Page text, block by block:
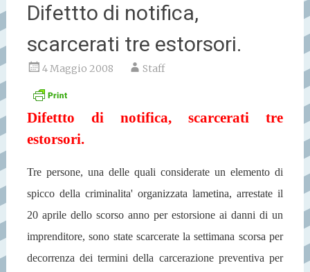
Difettto di notifica,
scarcerati tre estorsori.
4 Maggio 2008 Staff
Difettto di notifica, scarcerati tre
estorsori.
Tre persone, una delle quali considerate un elemento di
spicco della criminalita' organizzata lametina, arrestate il
20 aprile dello scorso anno per estorsione ai danni di un
imprenditore, sono state scarcerate la settimana scorsa per
decorrenza dei termini della carcerazione preventiva per